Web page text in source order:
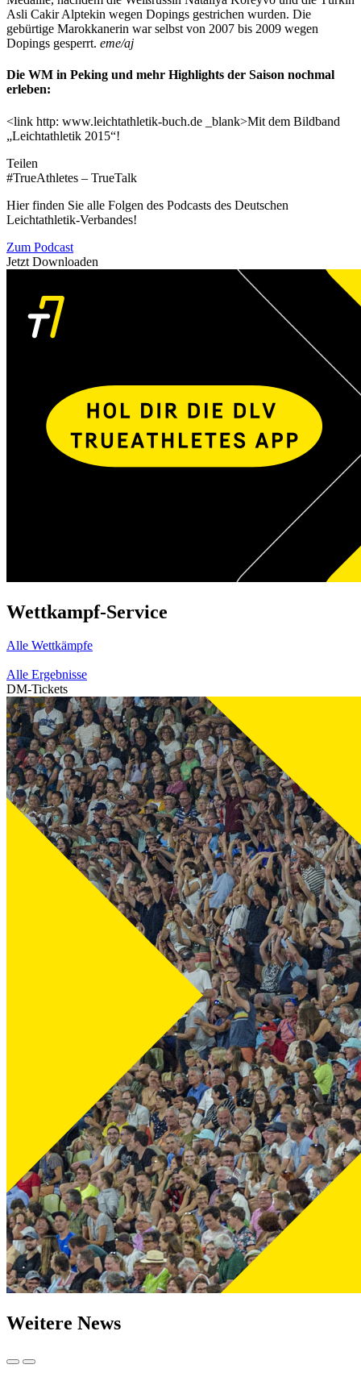
Asli Cakir Alptekin wegen Dopings gestrichen wurden. Die
gebürtige Marokkanerin war selbst von 2007 bis 2009 wegen
Dopings gesperrt. eme/aj
Die WM in Peking und mehr Highlights der Saison nochmal
erleben:
<link http: www.leichtathletik-buch.de _blank>Mit dem Bildband
„Leichtathletik 2015“!
Teilen
#TrueAthletes – TrueTalk
Hier finden Sie alle Folgen des Podcasts des Deutschen
Leichtathletik-Verbandes!
Zum Podcast
Jetzt Downloaden
Wettkampf-Service
Alle Wettkämpfe
Alle Ergebnisse
DM-Tickets
Weitere News